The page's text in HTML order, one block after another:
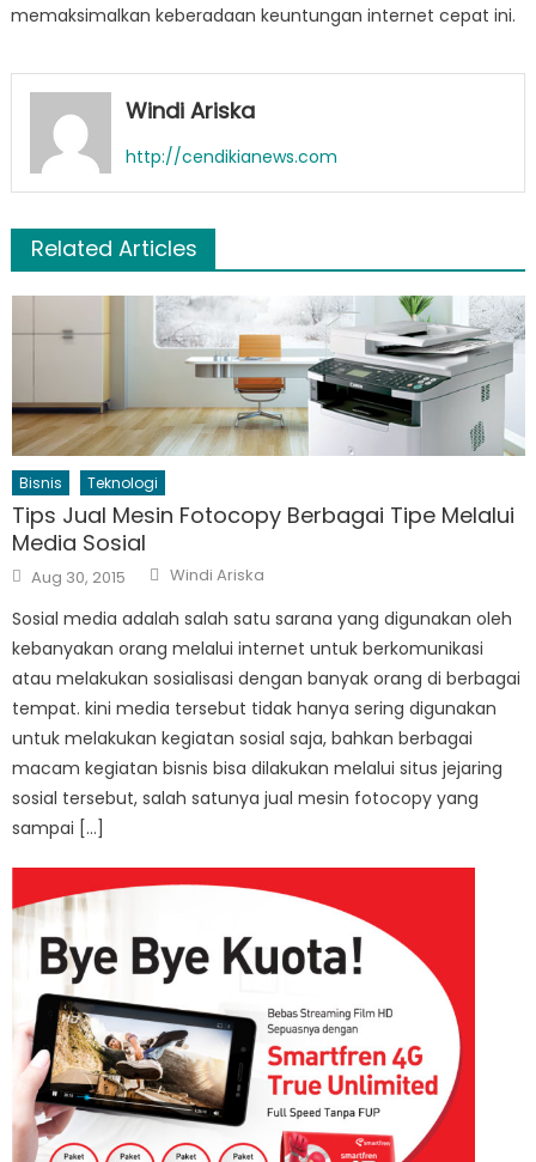
memaksimalkan keberadaan keuntungan internet cepat ini.
Windi Ariska
http://cendikianews.com
Related Articles
Bisnis Teknologi
Tips Jual Mesin Fotocopy Berbagai Tipe Melalui
Media Sosial
Posted
on
Aug 30, 2015 Author
Windi Ariska
Sosial media adalah salah satu sarana yang digunakan oleh
kebanyakan orang melalui internet untuk berkomunikasi
atau melakukan sosialisasi dengan banyak orang di berbagai
tempat. kini media tersebut tidak hanya sering digunakan
untuk melakukan kegiatan sosial saja, bahkan berbagai
macam kegiatan bisnis bisa dilakukan melalui situs jejaring
sosial tersebut, salah satunya jual mesin fotocopy yang
sampai […]